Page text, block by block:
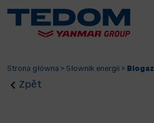
Strona główna > Słownik energii > Biogaz
Zpět